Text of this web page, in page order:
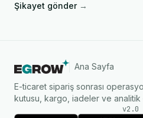
Şikayet gönder →
Ana Sayfa
E-ticaret sipariş sonrası
kutusu, kargo, iadeler ve
v2.0